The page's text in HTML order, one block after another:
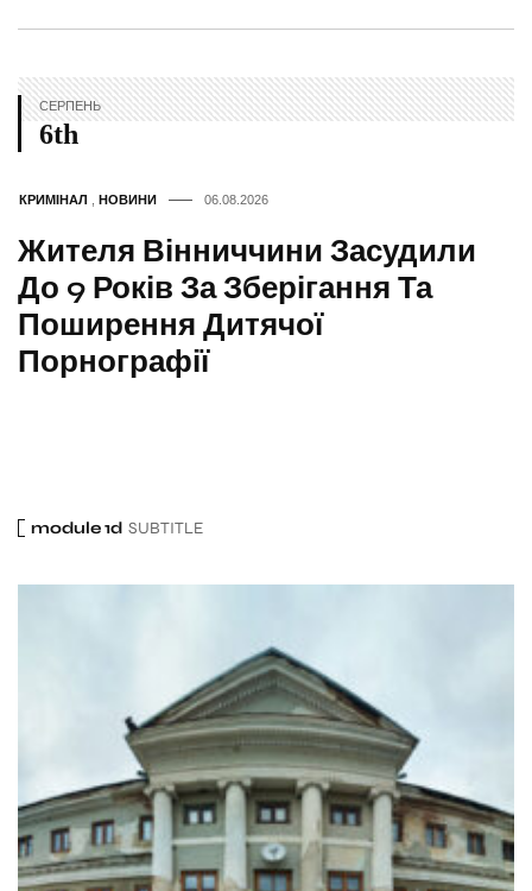
СЕРПЕНЬ
6th
КРИМІНАЛ НОВИНИ 06.08.2026
Жителя Вінниччини Засудили
До 9 Років За Зберігання Та
Поширення Дитячої
Порнографії
module 1d SUBTITLE